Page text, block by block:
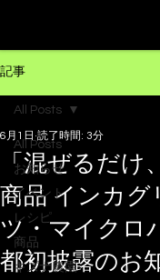
記事
All Posts
お知らせ
イベント
レシピ
商品
キズナ農園
All Posts
「混ぜるだけ
商品 インカグ
ツ・マイクロ
都初披露のお
6月1日 読了時間: 3分